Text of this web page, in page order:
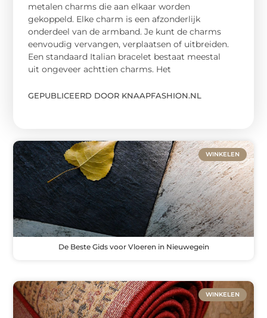
metalen charms die aan elkaar worden
gekoppeld. Elke charm is een afzonderlijk
onderdeel van de armband. Je kunt de charms
eenvoudig vervangen, verplaatsen of uitbreiden.
Een standaard Italian bracelet bestaat meestal
uit ongeveer achttien charms. Het
GEPUBLICEERD DOOR KNAAPFASHION.NL
WINKELEN
De Beste Gids voor Vloeren in Nieuwegein
WINKELEN